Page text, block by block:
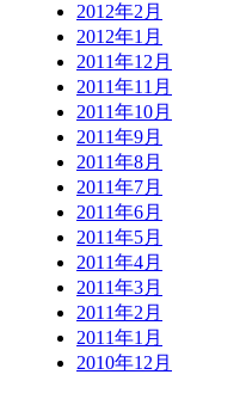
2012年2月
2012年1月
2011年12月
2011年11月
2011年10月
2011年9月
2011年8月
2011年7月
2011年6月
2011年5月
2011年4月
2011年3月
2011年2月
2011年1月
2010年12月